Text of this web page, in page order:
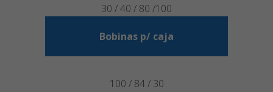
30 / 40 / 80 /100
Bobinas p/ caja
100 / 84 / 30